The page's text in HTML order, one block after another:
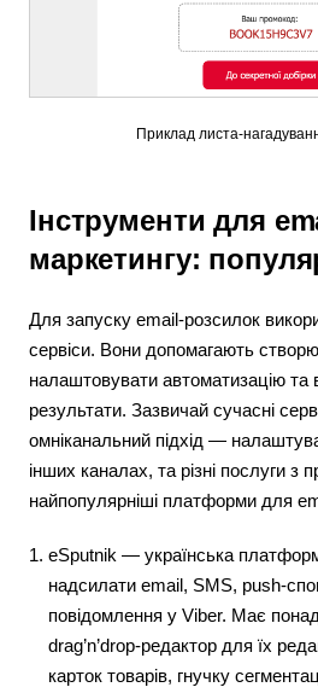
Приклад листа-
Інструменти для
маркетингу:
Для запуску email-розсилок
сервіси. Вони допомагають
налаштовувати автоматизацію та
результати. Зазвичай сучасні
омніканальний підхід —
інших каналах, та різні послуги з
найпопулярніші платформи для
eSputnik — українська
надсилати email, SMS, push-
повідомлення у Viber. Має
drag’n’drop-редактор для їх
карток товарів, гнучку